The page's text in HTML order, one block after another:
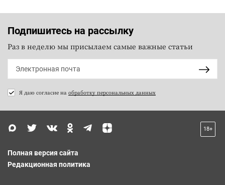
Подпишитесь на рассылку
Раз в неделю мы присылаем самые важные статьи
Я даю согласие на обработку персональных данных
18+
Полная версия сайта
Редакционная политика